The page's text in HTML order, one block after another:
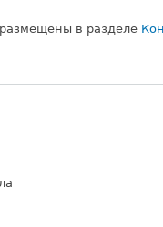
в разделе